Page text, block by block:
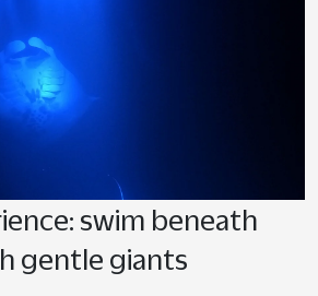
swim beneath
gentle giants